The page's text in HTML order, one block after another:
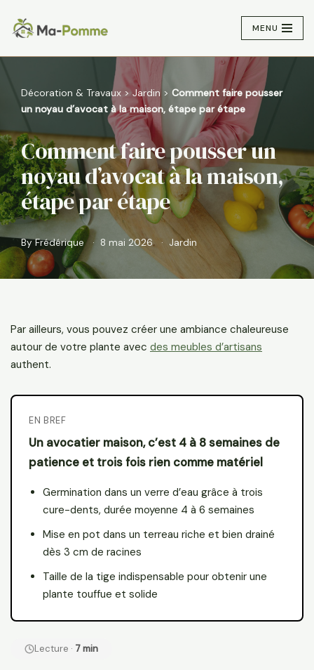
Aller
au
MENU
Décoration & Travaux >Jardin > Comment faire pousser
un noyau d’avocat à la maison, étape par étape
Comment faire pousser un
noyau d’avocat à la maison,
étape par étape
ByFrédérique 8 mai 2026 Jardin
Par ailleurs, vous pouvez créer une ambiance chaleureuse
autour de votre plante avec des meubles d’artisans
authent.
EN BREF
Un avocatier maison, c’est 4 à 8 semaines de
patience et trois fois rien comme matériel
Germination dans un verre d’eau grâce à trois
cure-dents, durée moyenne 4 à 6 semaines
Mise en pot dans un terreau riche et bien drainé
dès 3 cm de racines
Taille de la tige indispensable pour obtenir une
plante touffue et solide
Lecture · 7 min